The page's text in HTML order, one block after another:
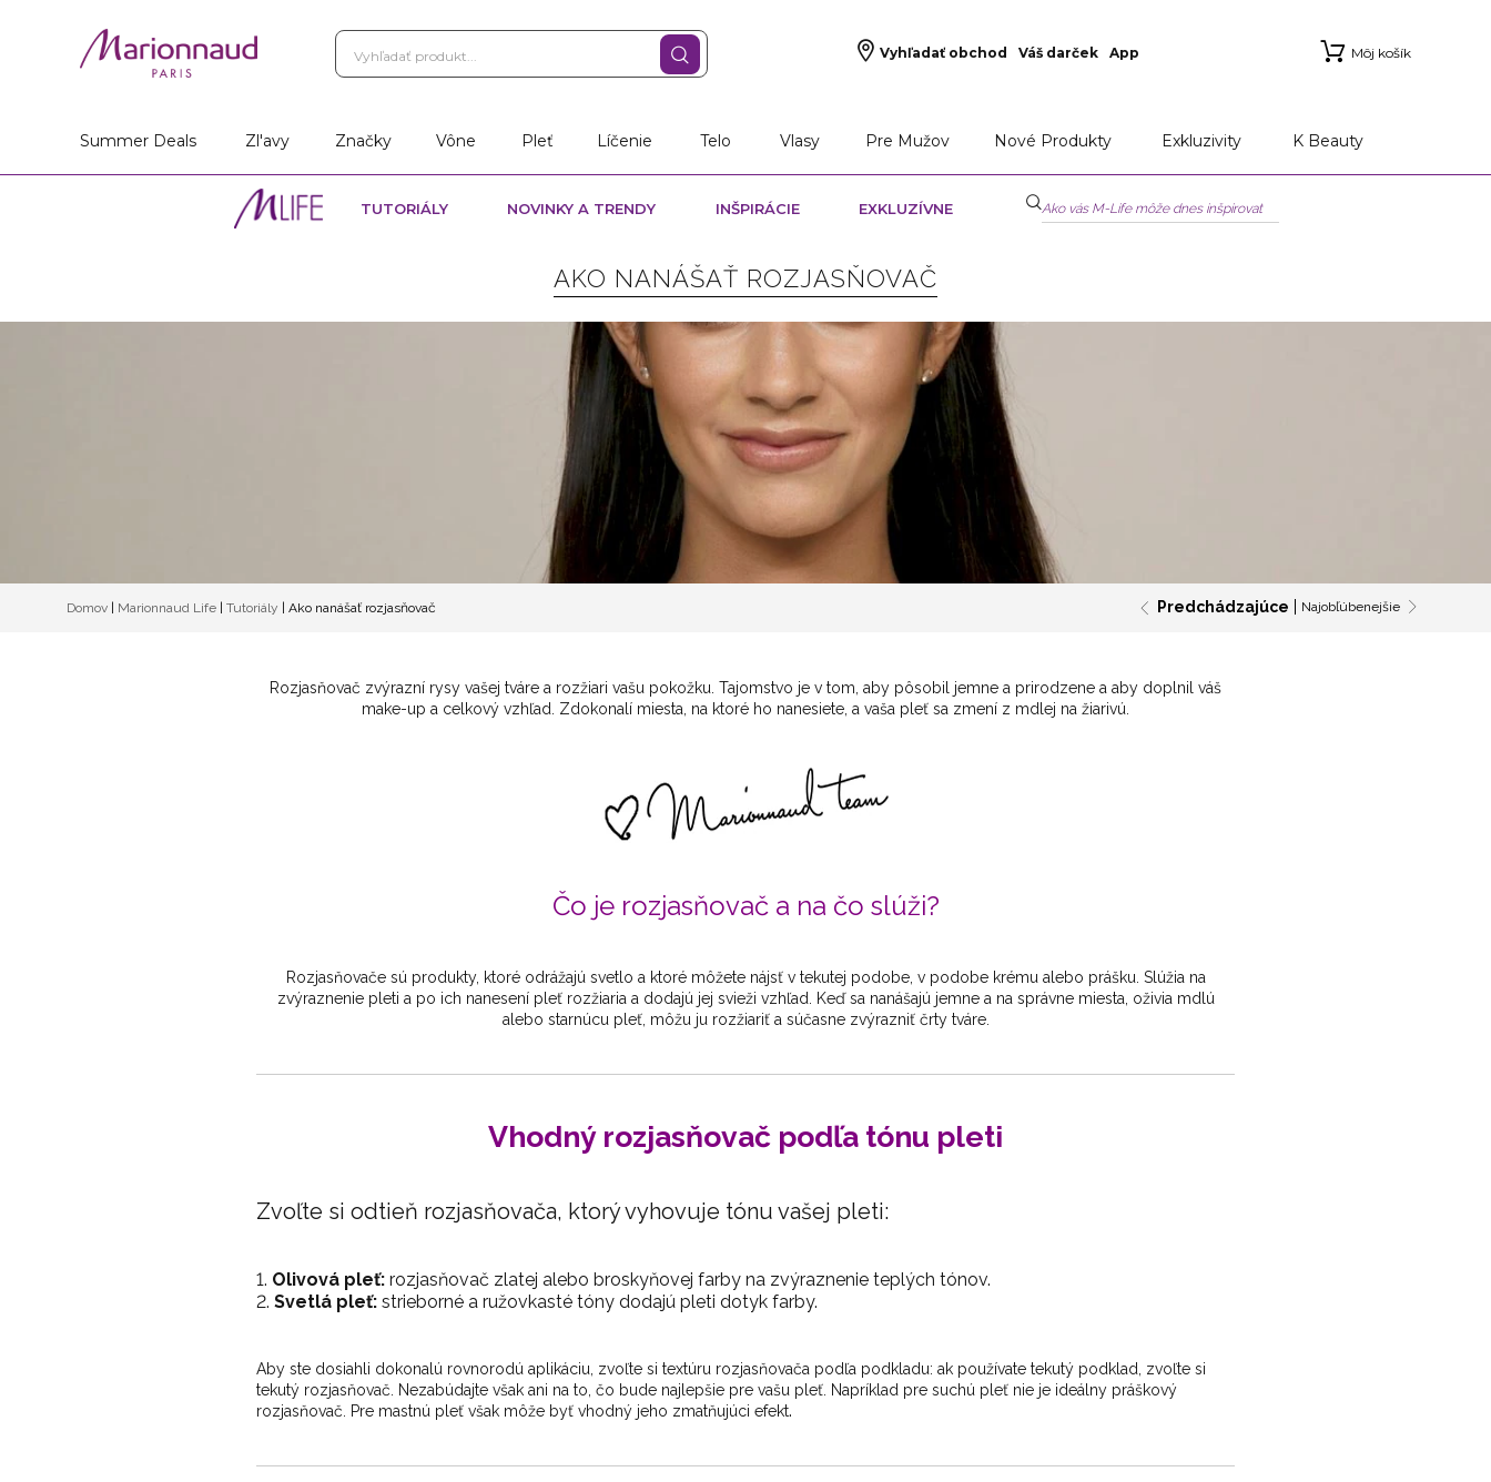
Vyhľadať obchod Váš darček App Môj košík
Summer Deals Zl'avy Značky Vône Pleť Líčenie Telo Vlasy Pre Mužov Nové Produkty Exkluzivity K Beauty
TUTORIÁLY NOVINKY A TRENDY INŠPIRÁCIE EXKLUZÍVNE
AKO NANÁŠAŤ ROZJASŇOVAČ
Domov | Marionnaud Life | Tutoriály | Ako nanášať rozjasňovač Predchádzajúce Najobľúbenejšie
Rozjasňovač zvýrazní rysy vašej tváre a rozžiari vašu pokožku. Tajomstvo je v tom, aby pôsobil jemne a prirodzene a aby doplnil váš
make-up a celkový vzhľad. Zdokonalí miesta, na ktoré ho nanesiete, a vaša pleť sa zmení z mdlej na žiarivú.
Čo je rozjasňovač a na čo slúži?
Rozjasňovače sú produkty, ktoré odrážajú svetlo a ktoré môžete nájsť v tekutej podobe, v podobe krému alebo prášku. Slúžia na
zvýraznenie pleti a po ich nanesení pleť rozžiaria a dodajú jej svieži vzhľad. Keď sa nanášajú jemne a na správne miesta, oživia mdlú
alebo starnúcu pleť, môžu ju rozžiariť a súčasne zvýrazniť črty tváre.
Vhodný rozjasňovač podľa tónu pleti
Zvoľte si odtieň rozjasňovača, ktorý vyhovuje tónu vašej pleti:
Olivová pleť: rozjasňovač zlatej alebo broskyňovej farby na zvýraznenie teplých tónov.
Svetlá pleť: strieborné a ružovkasté tóny dodajú pleti dotyk farby.
Aby ste dosiahli dokonalú rovnorodú aplikáciu, zvoľte si textúru rozjasňovača podľa podkladu: ak používate tekutý podklad, zvoľte si
tekutý rozjasňovač. Nezabúdajte však ani na to, čo bude najlepšie pre vašu pleť. Napríklad pre suchú pleť nie je ideálny práškový
rozjasňovač. Pre mastnú pleť však môže byť vhodný jeho zmatňujúci efekt.